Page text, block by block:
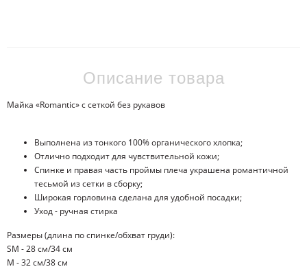
Описание товара
Майка «Romantic» с сеткой без рукавов
Выполнена из тонкого 100% органического хлопка;
Отлично подходит для чувствительной кожи;
Спинке и правая часть проймы плеча украшена романтичной
тесьмой из сетки в сборку;
Широкая горловина сделана для удобной посадки;
Уход - ручная стирка
Размеры (длина по спинке/обхват груди):
SM - 28 см/34 см
M - 32 см/38 см